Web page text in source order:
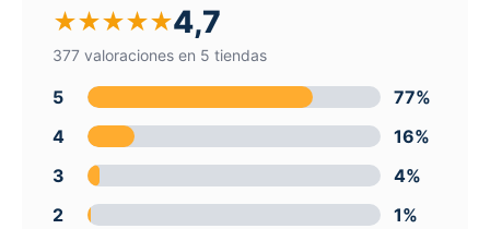
★★★★★4,7
377 valoraciones en 5 tiendas
5
77%
4
16%
3
4%
2
1%